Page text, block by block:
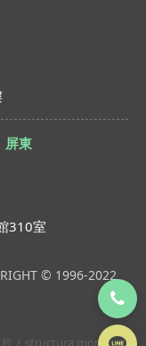
屏東
310室
© 1996-2022
structura montaj